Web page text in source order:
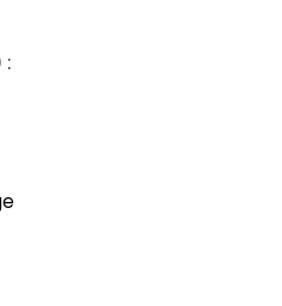
: